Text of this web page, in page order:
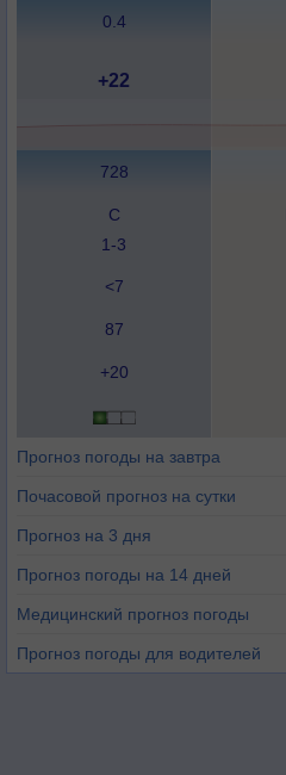
0.4
+22
728
С
1-3
<7
87
+20
Прогноз погоды на завтра
Почасовой прогноз на сутки
Прогноз на 3 дня
Прогноз погоды на 14 дней
Медицинский прогноз погоды
Прогноз погоды для водителей